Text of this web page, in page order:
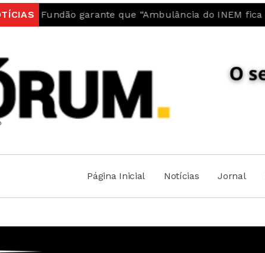
garante que “Ambulância do INEM fica no concelho”
Página Inicial Notícias Jornal